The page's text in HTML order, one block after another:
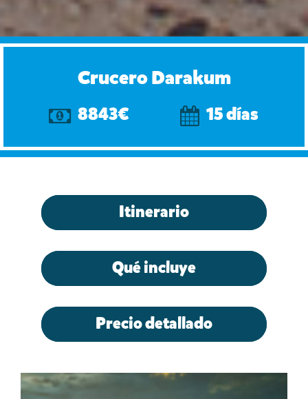
Crucero Darakum
8843€ 15 días
Itinerario
Qué incluye
Precio detallado